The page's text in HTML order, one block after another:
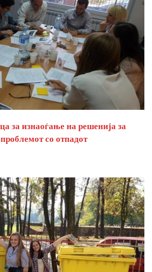
за изнаоѓање на решенија за
со отпадот